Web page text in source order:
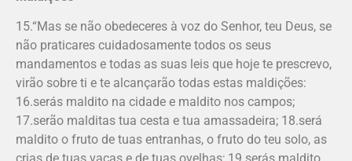
15.“Mas se não obedeceres à voz do Senhor, teu Deus, se
não praticares cuidadosamente todos os seus
mandamentos e todas as suas leis que hoje te prescrevo,
virão sobre ti e te alcançarão todas estas maldições:
16.serás maldito na cidade e maldito nos campos;
17.serão malditas tua cesta e tua amassadeira; 18.será
maldito o fruto de tuas entranhas, o fruto do teu solo, as